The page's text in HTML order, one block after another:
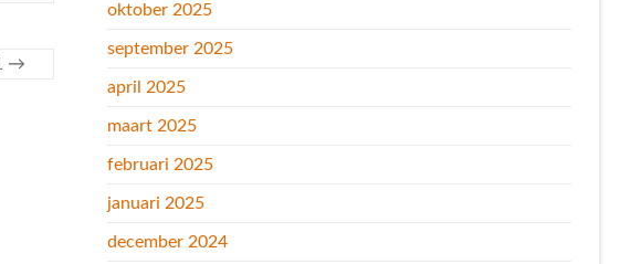
→
oktober 2025
september 2025
april 2025
maart 2025
februari 2025
januari 2025
december 2024